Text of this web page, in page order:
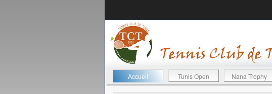
Accueil Tunis Open Nana Trophy